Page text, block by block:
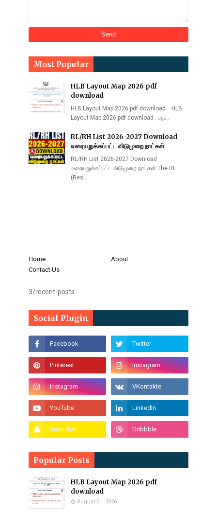
Most Popular
HLB Layout Map 2026 pdf
download
HLB Layout Map 2026 pdf download HLB
Layout Map 2026 pdf download . பத…
RL/RH List 2026-2027 Download
வரையறுக்கப்பட்ட விடுமுறை நாட்கள்
RL/RH List 2026-2027 Download
வரையறுக்கப்பட்ட விடுமுறை நாட்கள் The RL
(Res…
Home
About
Contact Us
3/recent-posts
Social Plugin
Popular Posts
HLB Layout Map 2026 pdf
download
August 01, 2026